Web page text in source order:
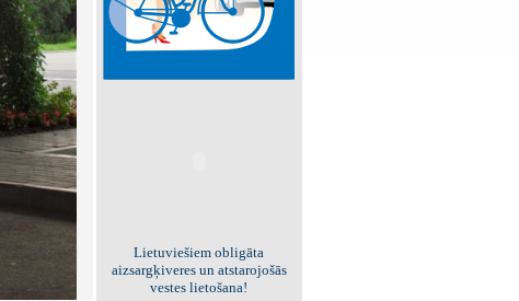
Viss par "Kritisko masu"!
Kolekcionējam saites uz resursiem
internetā!